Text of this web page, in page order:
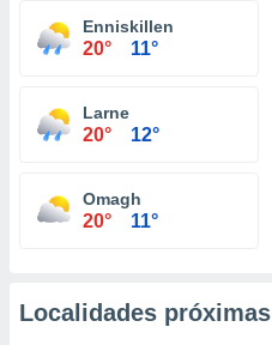
Enniskillen
20° 11°
Larne
20° 12°
Omagh
20° 11°
Localidades próximas